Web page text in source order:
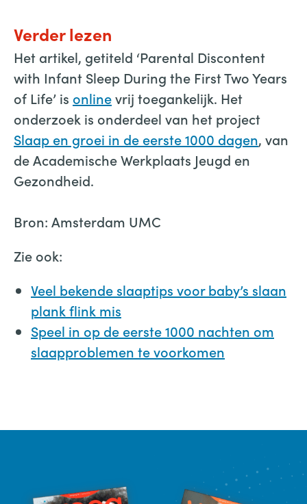
Verder lezen
Het artikel, getiteld ‘Parental Discontent
with Infant Sleep During the First Two Years
of Life’ is onlinevrij toegankelijk. Het
onderzoek is onderdeel van het project
Slaap en groei in de eerste 1000 dagen, van
de Academische Werkplaats Jeugd en
Gezondheid.
Bron: Amsterdam UMC
Zie ook:
Veel bekende slaaptips voor baby’s slaan
plank flink mis
Speel in op de eerste 1000 nachten om
slaapproblemen te voorkomen